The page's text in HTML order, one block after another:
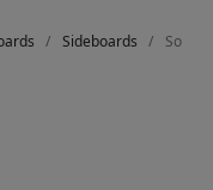
Sideboards